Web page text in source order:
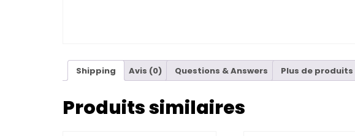
Shipping Avis (0) Questions & Answers Plus de produits
Produits similaires